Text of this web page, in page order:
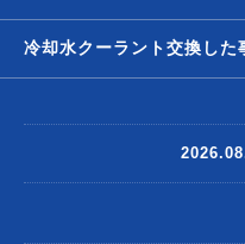
冷却水クーラント交換した